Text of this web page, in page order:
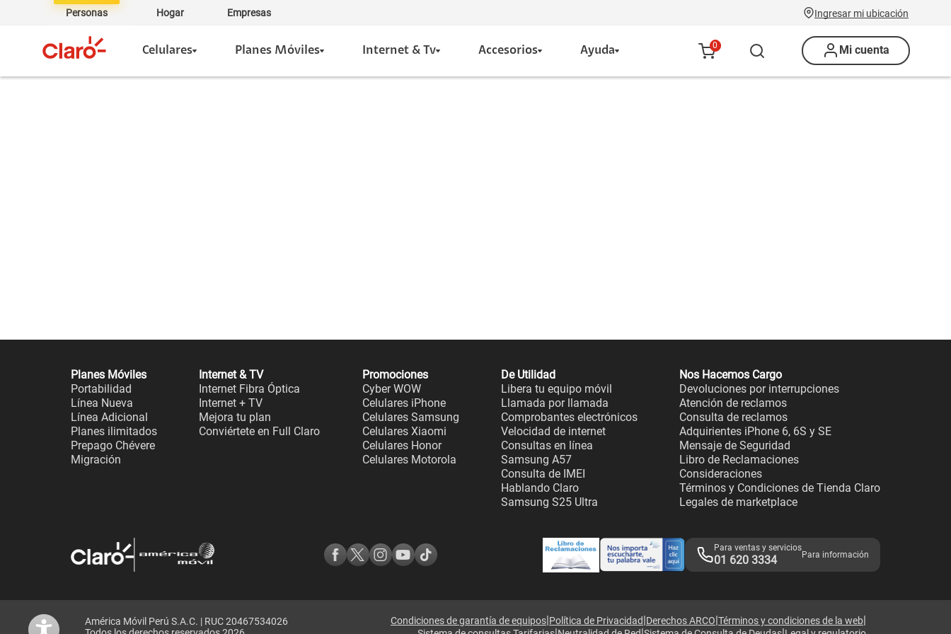
Personas Hogar Empresas Ingresar mi ubicación
Celulares Planes Móviles Internet & Tv Accesorios Ayuda 0 Mi cuenta
Planes Móviles
Portabilidad
Línea Nueva
Línea Adicional
Planes ilimitados
Prepago Chévere
Migración
Internet & TV
Internet Fibra Óptica
Internet + TV
Mejora tu plan
Conviértete en Full Claro
Promociones
Cyber WOW
Celulares iPhone
Celulares Samsung
Celulares Xiaomi
Celulares Honor
Celulares Motorola
De Utilidad
Libera tu equipo móvil
Llamada por llamada
Comprobantes electrónicos
Velocidad de internet
Consultas en línea
Samsung A57
Consulta de IMEI
Hablando Claro
Samsung S25 Ultra
Nos Hacemos Cargo
Devoluciones por interrupciones
Atención de reclamos
Consulta de reclamos
Adquirientes iPhone 6, 6S y SE
Mensaje de Seguridad
Libro de Reclamaciones
Consideraciones
Términos y Condiciones de Tienda Claro
Legales de marketplace
Para ventas y servicios
01 620 3334 Para información
América Móvil Perú S.A.C. | RUC 20467534026
Condiciones de garantía de equipos|Política de Privacidad|Derechos ARCO|Términos y condiciones de la web|